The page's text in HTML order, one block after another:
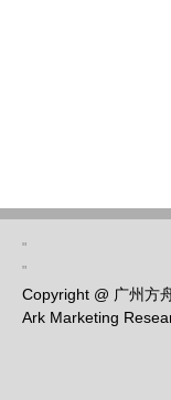
"
"
Copyright @ 广州方
Ark Marketing